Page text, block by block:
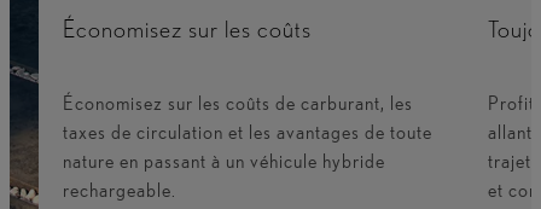
Économisez sur les coûts
Économisez sur les coûts de carburant, les
taxes de circulation et les avantages de toute
nature en passant à un véhicule hybride
rechargeable.
allant
et